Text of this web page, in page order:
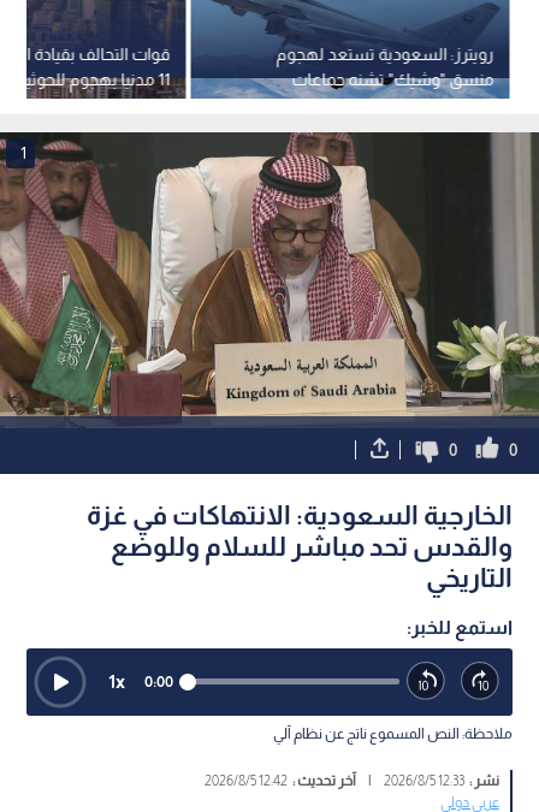
قوات التحالف بقيادة
11 مدنيا بهجوم للحوثيين على نجران
رويترز: السعودية تستعد لهجوم
منسق "وشيك" تشنه جماعات
مدعومة من إيران
1
0
0
الخارجية السعودية: الانتهاكات في غزة
والقدس تحد مباشر للسلام وللوضع
التاريخي
استمع للخبر:
0:00
1x
ملاحظة: النص المسموع ناتج عن نظام آلي
نشر :12:33 2026/8/5
| آخر تحديث :12:42 2026/8/5
عربي دولي